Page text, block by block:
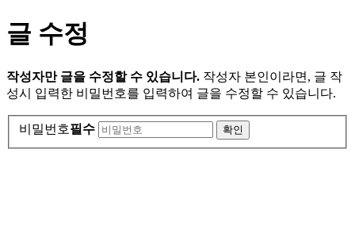
글 수정
작성자만 글을 수정할 수 있습니다. 작성자 본인이라면, 글 작
성시 입력한 비밀번호를 입력하여 글을 수정할 수 있습니다.
비밀번호필수